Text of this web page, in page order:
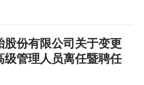
股份有限公司关于变更
级管理人员离任暨聘任
公告